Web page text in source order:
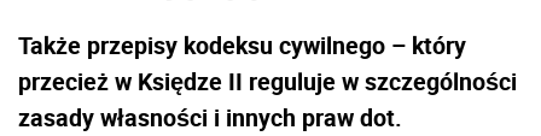
Także przepisy kodeksu cywilnego – który
przecież w Księdze II reguluje w szczególności
zasady własności i innych praw dot.